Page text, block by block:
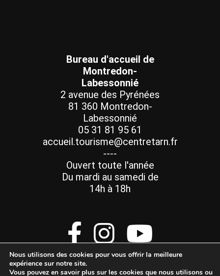
Bureau d'accueil de
Montredon-
Labessonnié
2 avenue des Pyrénées
81 360 Montredon-
Labessonnié
05 31 81 95 61
accueil.tourisme@centretarn.fr
----
Ouvert toute l'année
Du mardi au samedi de
14h à 18h
Nous utilisons des cookies pour vous offrir la meilleure
expérience sur notre site.
Vous pouvez en savoir plus sur les cookies que nous utilisons ou